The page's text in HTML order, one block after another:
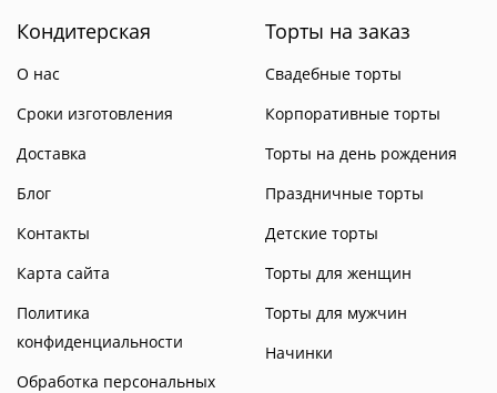
Кондитерская
О нас
Сроки изготовления
Доставка
Блог
Контакты
Карта сайта
Политика
конфиденциальности
Обработка персональных
Торты на заказ
Свадебные торты
Корпоративные торты
Торты на день рождения
Праздничные торты
Детские торты
Торты для женщин
Торты для мужчин
Начинки